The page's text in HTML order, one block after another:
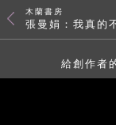
木蘭書房
張曼娟：我真的
給創作者